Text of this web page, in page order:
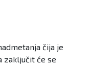
čija je
zaključit će se